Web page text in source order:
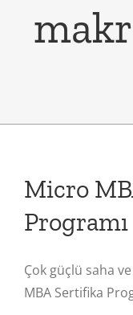
Micro
Programı
Çok güçlü saha
MBA Sertifika